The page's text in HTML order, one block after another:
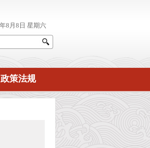
政策法规